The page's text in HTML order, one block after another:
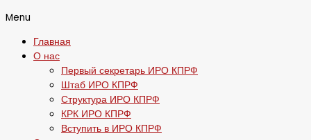
Menu
Главная
О нас
Первый секретарь ИРО КПРФ
Штаб ИРО КПРФ
Структура ИРО КПРФ
КРК ИРО КПРФ
Вступить в ИРО КПРФ